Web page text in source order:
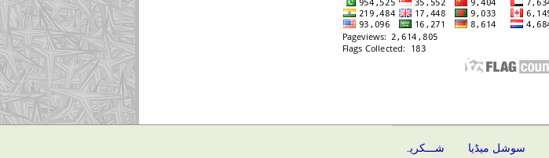
سوشل میڈیا شـــکریہ